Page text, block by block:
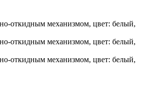
откидным механизмом, цвет: белый,
откидным механизмом, цвет: белый,
откидным механизмом, цвет: белый,